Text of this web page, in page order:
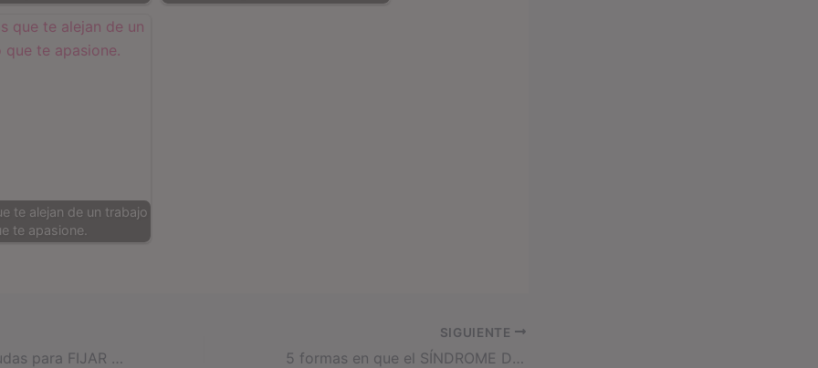
te alejan de un trabajo
te apasione.
Cómo superar dudas para FIJAR PRECIOS y COBRAR BIEN por mi trabajo: 3 trabas mentales comunes
SIGUIENTE
5 formas en que el SÍNDROME DEL IMPOSTOR te está costando MUCHO DINERO